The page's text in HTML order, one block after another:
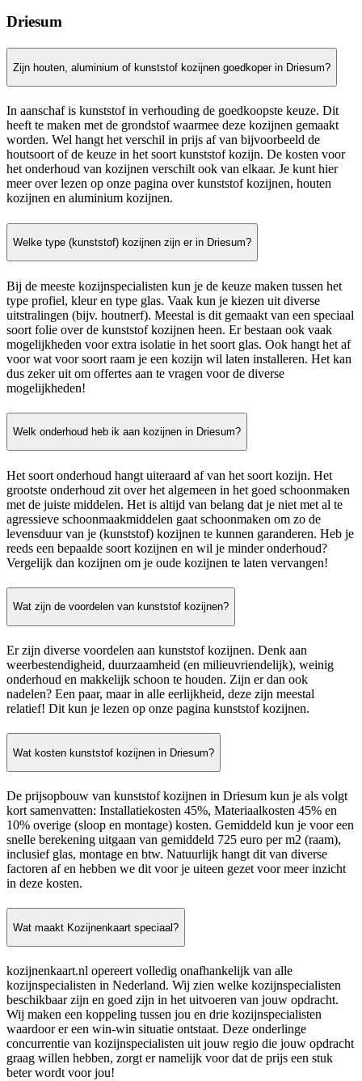
Driesum
Zijn houten, aluminium of kunststof kozijnen goedkoper in Driesum?
In aanschaf is kunststof in verhouding de goedkoopste keuze. Dit
heeft te maken met de grondstof waarmee deze kozijnen gemaakt
worden. Wel hangt het verschil in prijs af van bijvoorbeeld de
houtsoort of de keuze in het soort kunststof kozijn. De kosten voor
het onderhoud van kozijnen verschilt ook van elkaar. Je kunt hier
meer over lezen op onze pagina over kunststof kozijnen, houten
kozijnen en aluminium kozijnen.
Welke type (kunststof) kozijnen zijn er in Driesum?
Bij de meeste kozijnspecialisten kun je de keuze maken tussen het
type profiel, kleur en type glas. Vaak kun je kiezen uit diverse
uitstralingen (bijv. houtnerf). Meestal is dit gemaakt van een speciaal
soort folie over de kunststof kozijnen heen. Er bestaan ook vaak
mogelijkheden voor extra isolatie in het soort glas. Ook hangt het af
voor wat voor soort raam je een kozijn wil laten installeren. Het kan
dus zeker uit om offertes aan te vragen voor de diverse
mogelijkheden!
Welk onderhoud heb ik aan kozijnen in Driesum?
Het soort onderhoud hangt uiteraard af van het soort kozijn. Het
grootste onderhoud zit over het algemeen in het goed schoonmaken
met de juiste middelen. Het is altijd van belang dat je niet met al te
agressieve schoonmaakmiddelen gaat schoonmaken om zo de
levensduur van je (kunststof) kozijnen te kunnen garanderen. Heb je
reeds een bepaalde soort kozijnen en wil je minder onderhoud?
Vergelijk dan kozijnen om je oude kozijnen te laten vervangen!
Wat zijn de voordelen van kunststof kozijnen?
Er zijn diverse voordelen aan kunststof kozijnen. Denk aan
weerbestendigheid, duurzaamheid (en milieuvriendelijk), weinig
onderhoud en makkelijk schoon te houden. Zijn er dan ook
nadelen? Een paar, maar in alle eerlijkheid, deze zijn meestal
relatief! Dit kun je lezen op onze pagina kunststof kozijnen.
Wat kosten kunststof kozijnen in Driesum?
De prijsopbouw van kunststof kozijnen in Driesum kun je als volgt
kort samenvatten: Installatiekosten 45%, Materiaalkosten 45% en
10% overige (sloop en montage) kosten. Gemiddeld kun je voor een
snelle berekening uitgaan van gemiddeld 725 euro per m2 (raam),
inclusief glas, montage en btw. Natuurlijk hangt dit van diverse
factoren af en hebben we dit voor je uiteen gezet voor meer inzicht
in deze kosten.
Wat maakt Kozijnenkaart speciaal?
kozijnenkaart.nl opereert volledig onafhankelijk van alle
kozijnspecialisten in Nederland. Wij zien welke kozijnspecialisten
beschikbaar zijn en goed zijn in het uitvoeren van jouw opdracht.
Wij maken een koppeling tussen jou en drie kozijnspecialisten
waardoor er een win-win situatie ontstaat. Deze onderlinge
concurrentie van kozijnspecialisten uit jouw regio die jouw opdracht
graag willen hebben, zorgt er namelijk voor dat de prijs een stuk
beter wordt voor jou!